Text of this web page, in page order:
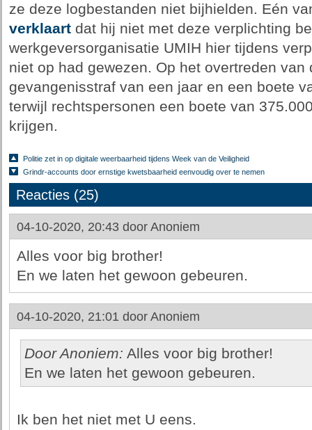
ze deze logbestanden niet bijhielden. Eén
verklaartdat hij niet met deze verplichting
werkgeversorganisatie UMIH hier tijdens
niet op had gewezen. Op het overtreden van
gevangenisstraf van een jaar en een boete
terwijl rechtspersonen een boete van
krijgen.
Politie zet in op digitale weerbaarheid tijdens Week van de Veiligheid
Grindr-accounts door ernstige kwetsbaarheid eenvoudig over te nemen
Reacties (25)
04-10-2020, 20:43 door Anoniem
Alles voor big brother!
En we laten het gewoon gebeuren.
04-10-2020, 21:01 door Anoniem
Door Anoniem: Alles voor big brother!
En we laten het gewoon gebeuren.
Ik ben het niet met U eens.